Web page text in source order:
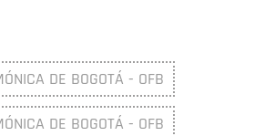
DE BOGOTÁ - OFB
DE BOGOTÁ - OFB